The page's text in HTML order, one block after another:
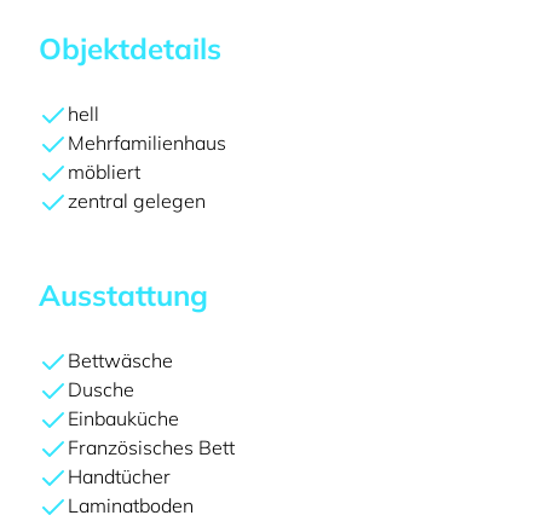
Objektdetails
hell
Mehrfamilienhaus
möbliert
zentral gelegen
Ausstattung
Bettwäsche
Dusche
Einbauküche
Französisches Bett
Handtücher
Laminatboden